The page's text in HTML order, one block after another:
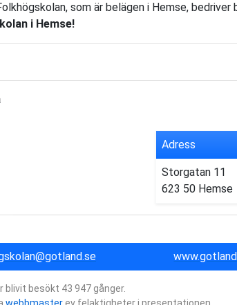
som är belägen i Hemse, bedriver
i Hemse!
Adress
Storgatan 11
623 50 Hemse
blivit besökt 43 947 gånger.